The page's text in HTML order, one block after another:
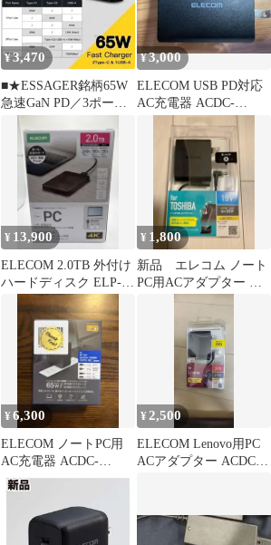
¥3,470
■★ESSAGER銘柄65W
急速GaN PD／3ポート
¥3,000
ELECOM USB PD対応
AC充電器 ACDC-
¥ 13,900
ELECOM 2.0TB 外付け
ハードディスク ELP-
HTV020UBK
¥ 1,800
新品 エレコム ノート
PC用ACアダプター 丸
型コネクタ 19V 東芝
¥6,300
ELECOM ノートPC用
AC充電器 ACDC-
TP9565BK
¥ 2,500
ELECOM Lenovo用PC
ACアダプター ACDC-